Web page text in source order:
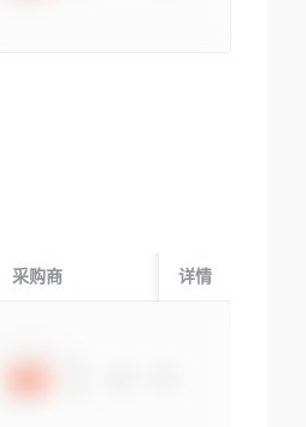
采购商 起运国/地区
详情